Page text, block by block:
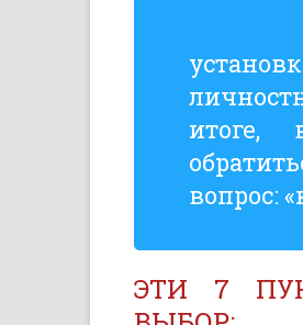
итоге,
вопрос:
ЭТИ 7